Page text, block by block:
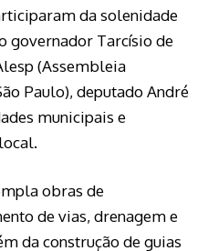
da solenidade
governador Tarcísio de
(Assembleia
Paulo), deputado André
municipais e
obras de
de vias, drenagem e
da construção de guias